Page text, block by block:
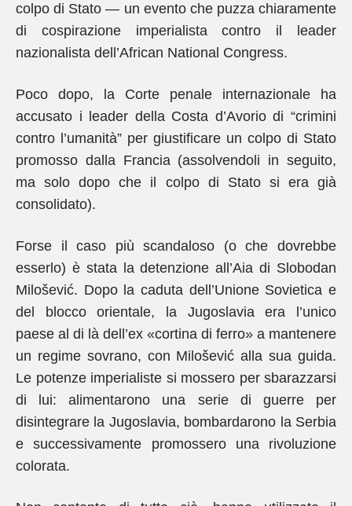
colpo di Stato — un evento che puzza chiaramente
di cospirazione imperialista contro il leader
nazionalista dell’African National Congress.
Poco dopo, la Corte penale internazionale ha
accusato i leader della Costa d’Avorio di “crimini
contro l’umanità” per giustificare un colpo di Stato
promosso dalla Francia (assolvendoli in seguito,
ma solo dopo che il colpo di Stato si era già
consolidato).
Forse il caso più scandaloso (o che dovrebbe
esserlo) è stata la detenzione all’Aia di Slobodan
Milošević. Dopo la caduta dell’Unione Sovietica e
del blocco orientale, la Jugoslavia era l’unico
paese al di là dell’ex «cortina di ferro» a mantenere
un regime sovrano, con Milošević alla sua guida.
Le potenze imperialiste si mossero per sbarazzarsi
di lui: alimentarono una serie di guerre per
disintegrare la Jugoslavia, bombardarono la Serbia
e successivamente promossero una rivoluzione
colorata.